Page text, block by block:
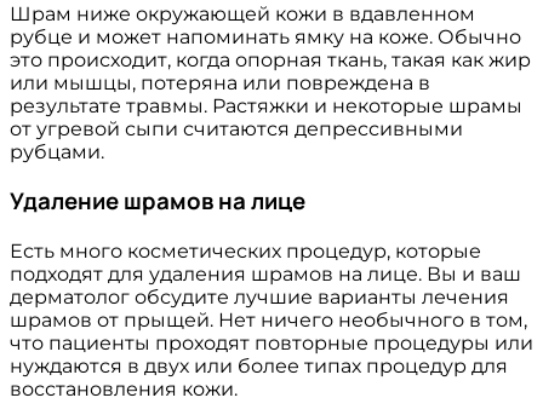
Шрам ниже окружающей кожи в вдавленном
рубце и может напоминать ямку на коже. Обычно
это происходит, когда опорная ткань, такая как жир
или мышцы, потеряна или повреждена в
результате травмы. Растяжки и некоторые шрамы
от угревой сыпи считаются депрессивными
рубцами.
Удаление шрамов на лице
Есть много косметических процедур, которые
подходят для удаления шрамов на лице. Вы и ваш
дерматолог обсудите лучшие варианты лечения
шрамов от прыщей. Нет ничего необычного в том,
что пациенты проходят повторные процедуры или
нуждаются в двух или более типах процедур для
восстановления кожи.